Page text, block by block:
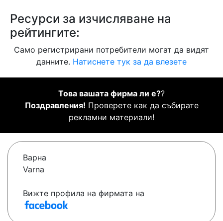
Ресурси за изчисляване на
рейтингите:
Само регистрирани потребители могат да видят
данните. Натиснете тук за да влезете
Това вашата фирма ли е??
Поздравления! Проверете как да събирате
рекламни материали!
Варна
Varna
Вижте профила на фирмата на